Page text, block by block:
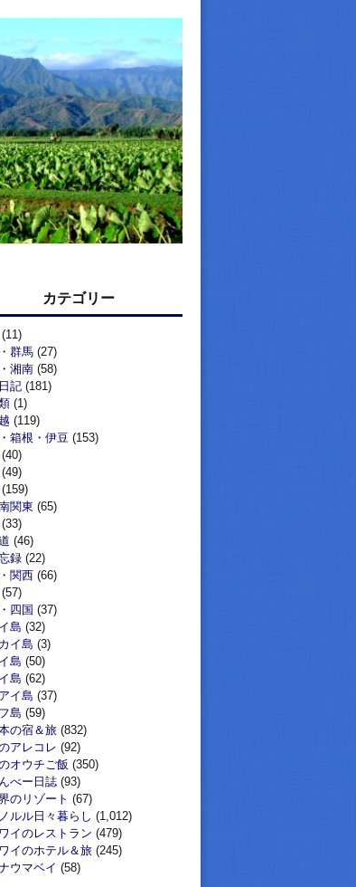
カテゴリー
(11)
群馬 (27)
湘南 (58)
記 (181)
(1)
(119)
箱根・伊豆 (153)
(40)
(49)
(159)
関東 (65)
(33)
(46)
録 (22)
関西 (66)
(57)
四国 (37)
島 (32)
イ島 (3)
島 (50)
島 (62)
イ島 (37)
島 (59)
の宿＆旅 (832)
アレコレ (92)
オウチご飯 (350)
べー日誌 (93)
のリゾート (67)
ルル日々暮らし (1,012)
イのレストラン (479)
イのホテル＆旅 (245)
ウマベイ (58)